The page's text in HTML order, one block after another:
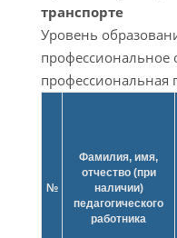
транспорте
Уровень
профессиональное
профессиональная
№
Фамилия, имя,
отчество (при
наличии)
педагогического
работника